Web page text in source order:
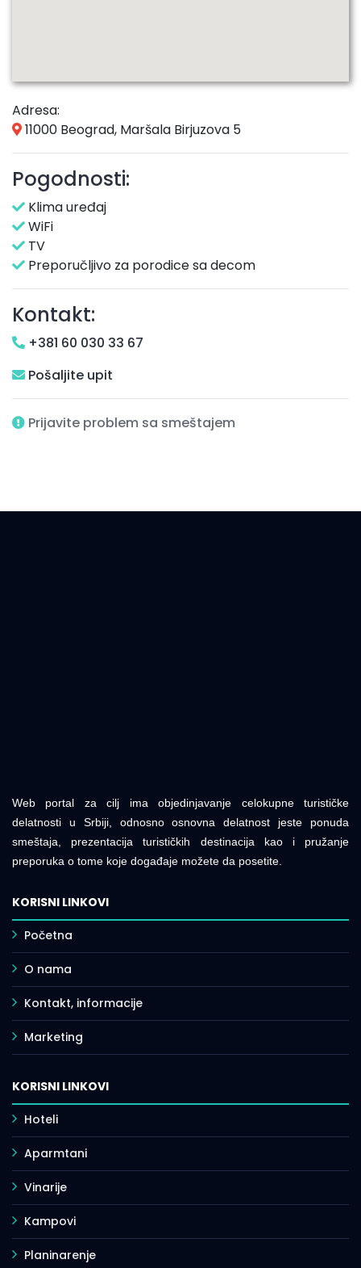
Adresa:
11000 Beograd, Maršala Birjuzova 5
Pogodnosti:
Klima uređaj
WiFi
TV
Preporučljivo za porodice sa decom
Kontakt:
+381 60 030 33 67
Pošaljite upit
Prijavite problem sa smeštajem
Web portal za cilj ima objedinjavanje celokupne turističke
delatnosti u Srbiji, odnosno osnovna delatnost jeste ponuda
smeštaja, prezentacija turističkih destinacija kao i pružanje
preporuka o tome koje događaje možete da posetite.
KORISNI LINKOVI
Početna
O nama
Kontakt, informacije
Marketing
KORISNI LINKOVI
Hoteli
Aparmtani
Vinarije
Kampovi
Planinarenje